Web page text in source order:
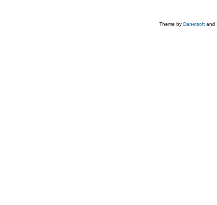
Theme by Danetsoft and